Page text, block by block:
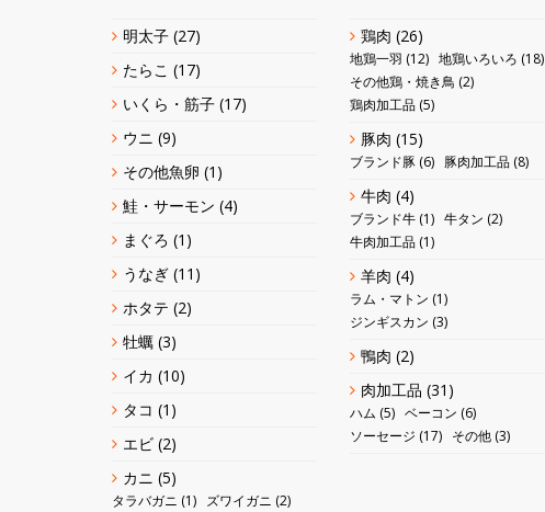
明太子 (27)
たらこ (17)
いくら・筋子 (17)
ウニ (9)
その他魚卵 (1)
鮭・サーモン (4)
まぐろ (1)
うなぎ (11)
ホタテ (2)
牡蠣 (3)
イカ (10)
タコ (1)
エビ (2)
カニ (5)
タラバガニ (1) ズワイガニ (2)
鶏肉 (26)
地鶏一羽 (12) 地鶏いろいろ (18)
その他鶏・焼き鳥 (2)
鶏肉加工品(5)
豚肉 (15)
ブランド豚(6) 豚肉加工品(8)
牛肉 (4)
ブランド牛(1) 牛タン (2)
牛肉加工品(1)
羊肉 (4)
ラム・マトン (1)
ジンギスカン (3)
鴨肉 (2)
肉加工品 (31)
ハム (5) ベーコン (6)
ソーセージ (17) その他(3)